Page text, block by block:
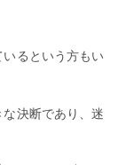
るという方もい
決断であり、迷